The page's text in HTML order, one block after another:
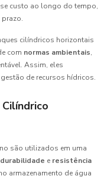
custo ao longo do tempo,
cilíndricos horizontais
com normas ambientais,
Assim, eles
de recursos hídricos.
são utilizados em uma
durabilidade e resistência
armazenamento de água